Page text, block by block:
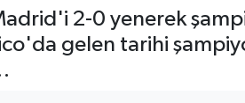
2-0 yenerek
gelen tarihi